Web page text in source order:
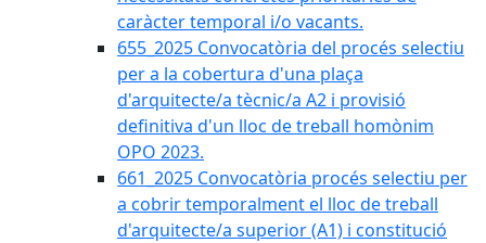
caràcter temporal i/o vacants.
655_2025 Convocatòria del procés selectiu
per a la cobertura d'una plaça
d'arquitecte/a tècnic/a A2 i provisió
definitiva d'un lloc de treball homònim
OPO 2023.
661_2025 Convocatòria procés selectiu per
a cobrir temporalment el lloc de treball
d'arquitecte/a superior (A1) i constitució